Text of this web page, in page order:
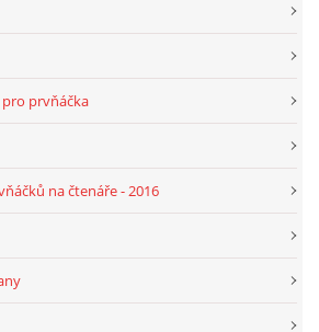
pro prvňáčka
na čtenáře - 2016